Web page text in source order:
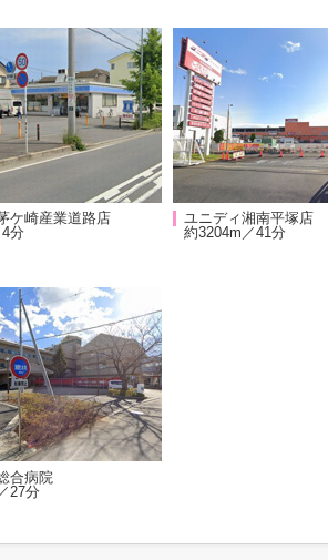
ケ崎産業道路店
分
ユニディ湘南平塚店
約3204m／41分
合病院
27分